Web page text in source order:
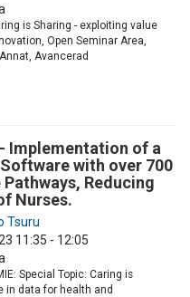
is Sharing - exploiting value
Open Seminar Area,
Avancerad
Implementation of a
with over 700
Reducing
Nurses.
Tsuru
11:35 - 12:05
Special Topic: Caring is
in data for health and